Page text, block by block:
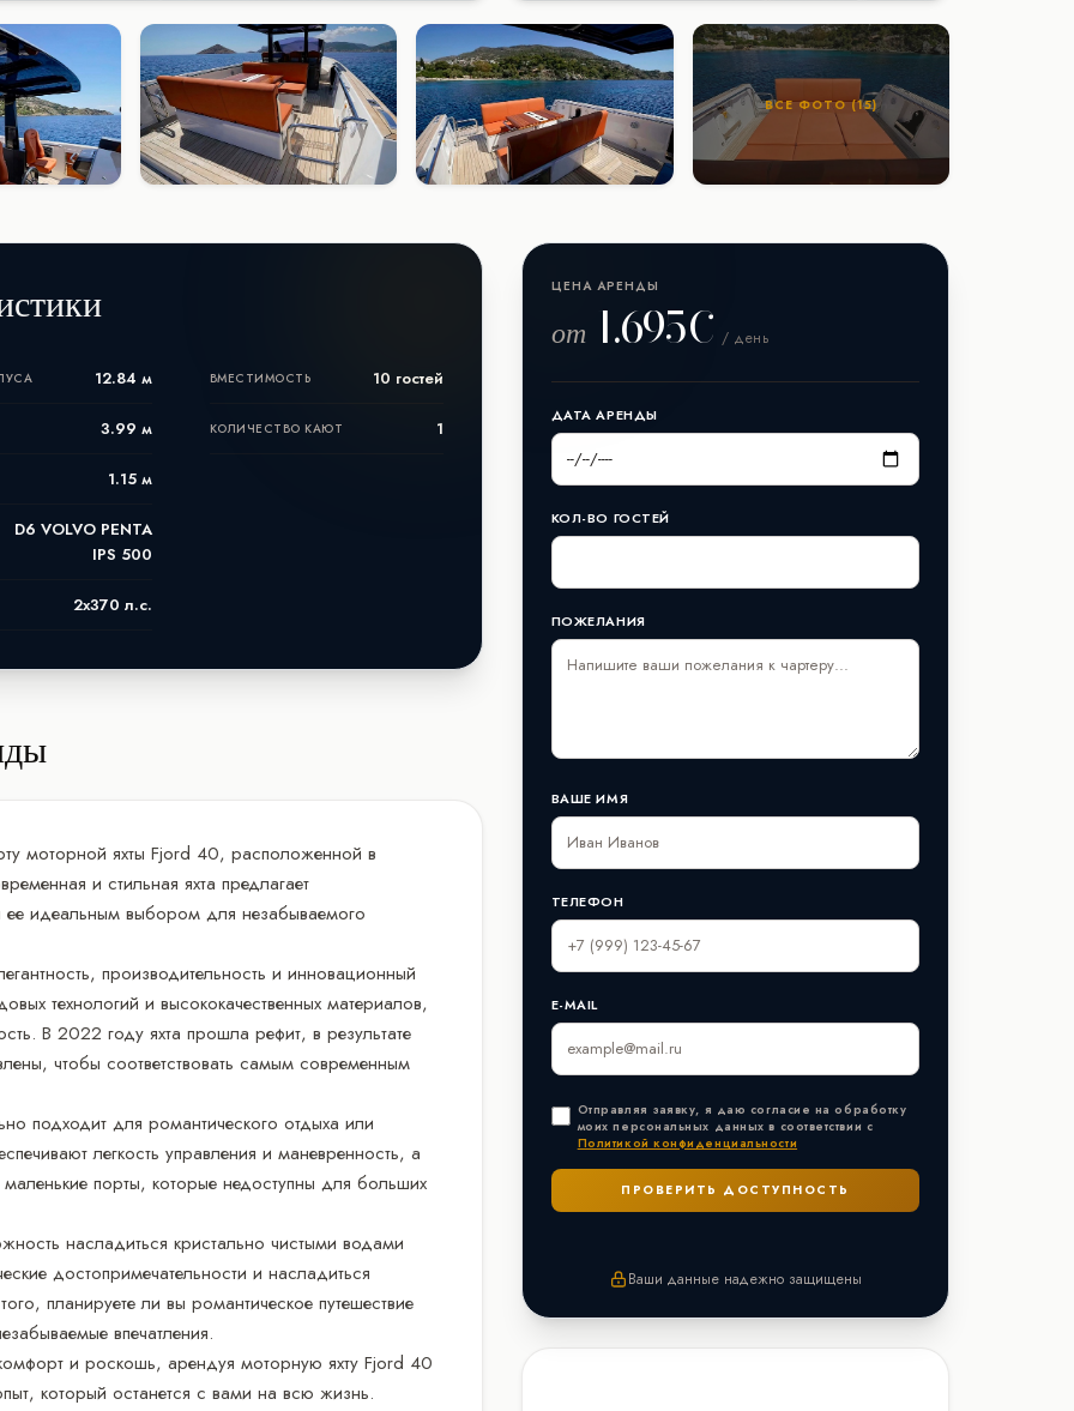
ВСЕ ФОТО (15)
12.84 м
3.99 м
1.15 м
D6 VOLVO PENTA
IPS 500
2x370 л.с.
ВМЕСТИМОСТЬ 10 гостей
КОЛИЧЕСТВО КАЮТ 1
моторной яхты Fjord 40, расположенной в
и стильная яхта предлагает
идеальным выбором для незабываемого
производительность и инновационный
технологий и высококачественных материалов,
В 2022 году яхта прошла рефит, в результате
чтобы соответствовать самым современным
подходит для романтического отдыха или
легкость управления и маневренность, а
порты, которые недоступны для больших
насладиться кристально чистыми водами
достопримечательности и насладиться
планируете ли вы романтическое путешествие
впечатления.
и роскошь, арендуя моторную яхту Fjord 40
который останется с вами на всю жизнь.
ЦЕНА АРЕНДЫ
от 1.695€ / день
ДАТА АРЕНДЫ
КОЛ-ВО ГОСТЕЙ
ПОЖЕЛАНИЯ
ВАШЕ ИМЯ
ТЕЛЕФОН
E-MAIL
Отправляя заявку, я даю согласие на обработку
моих персональных данных в соответствии с
Политикой конфиденциальности
Ваши данные надежно защищены